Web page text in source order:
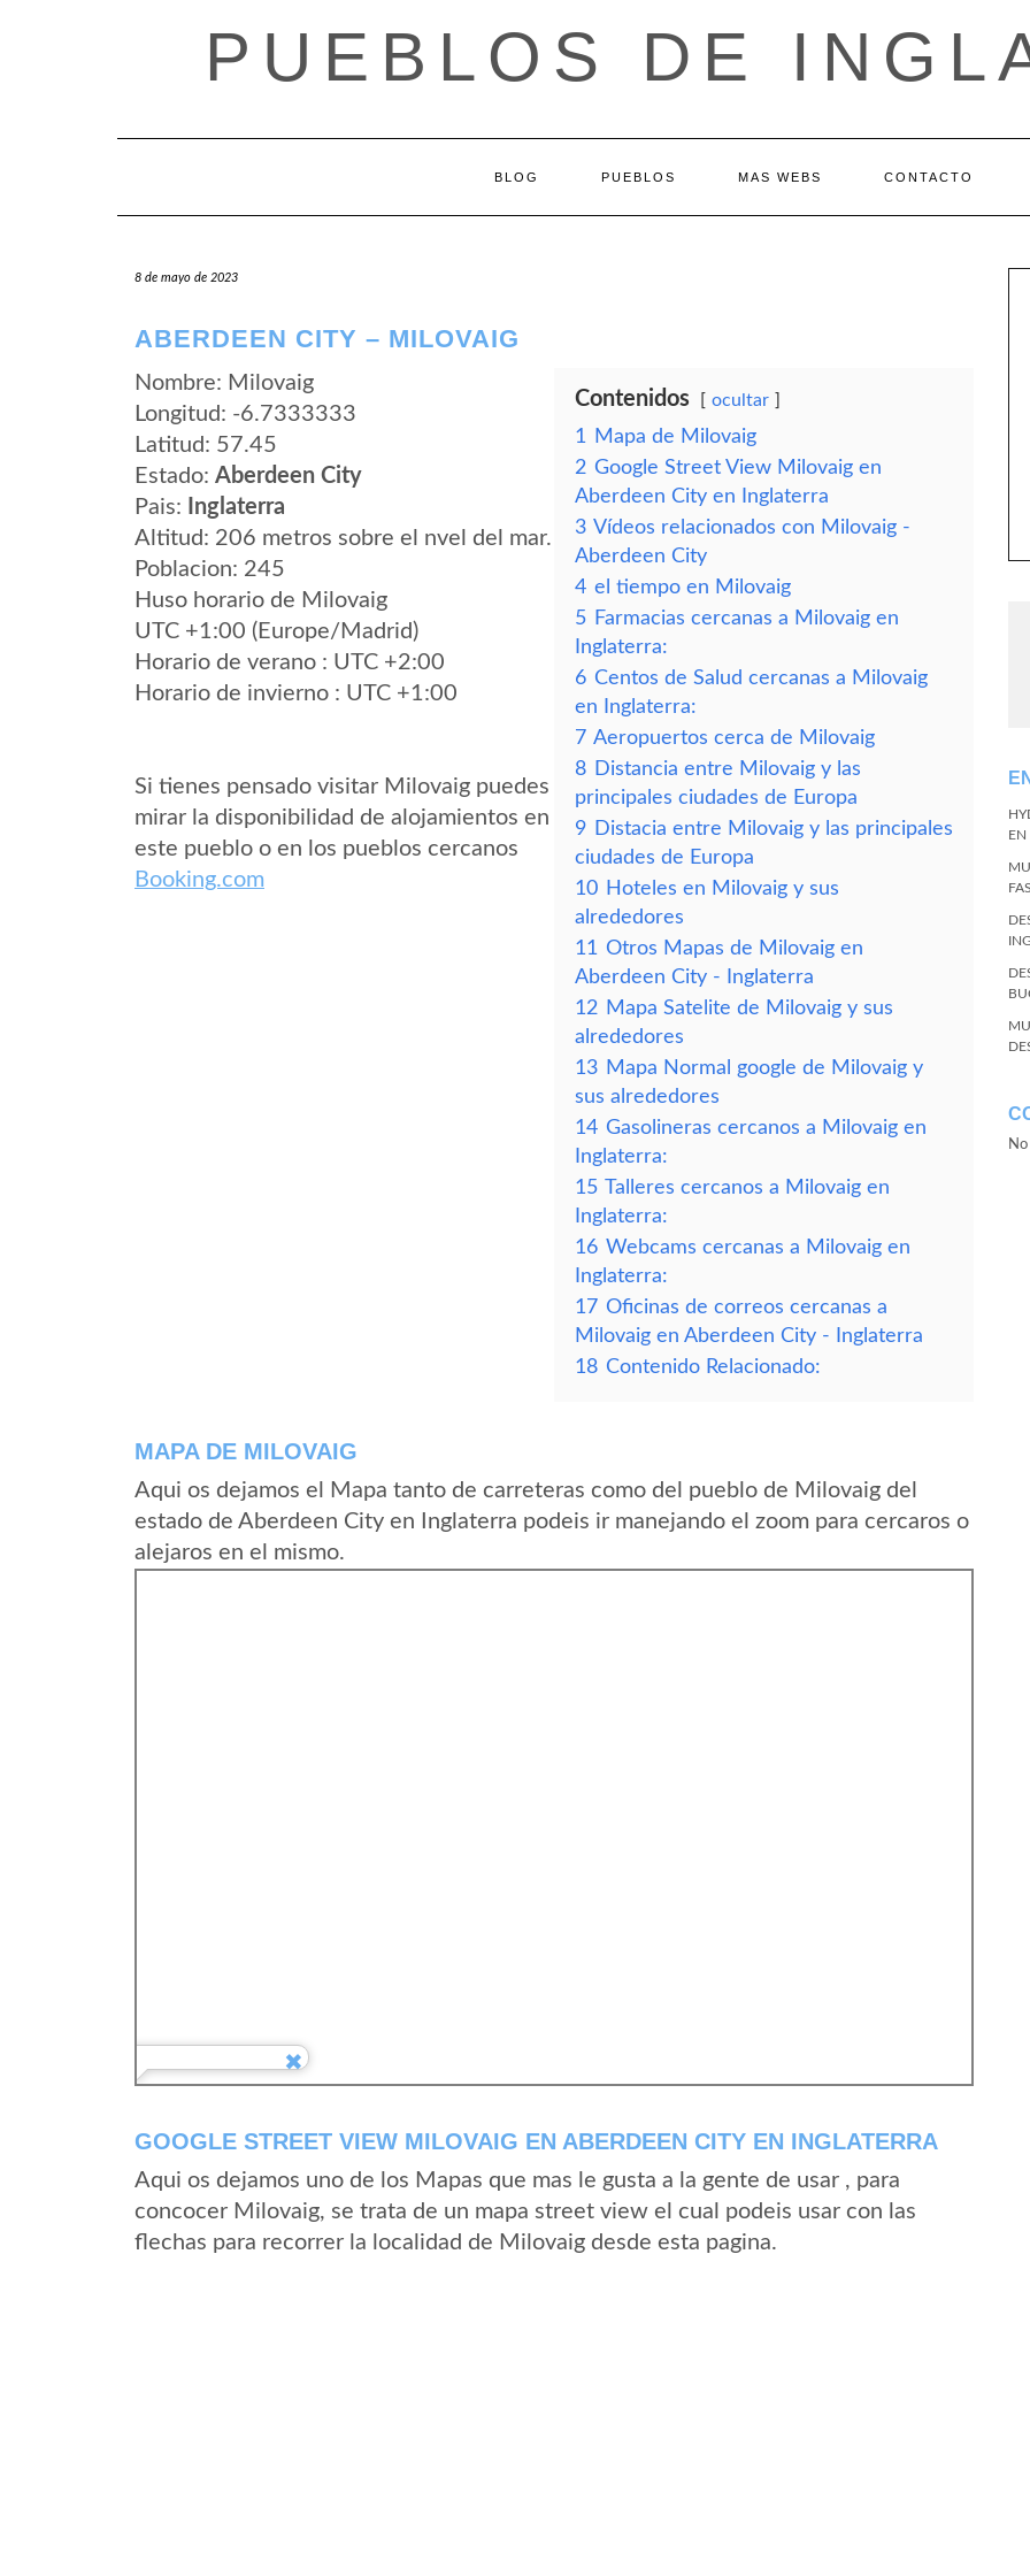
PUEBLOS DE
BLOG PUEBLOS MAS WEBS CONTACTO
8 de mayo de 2023
ABERDEEN CITY – MILOVAIG
Nombre: Milovaig
Longitud: -6.7333333
Latitud: 57.45
Estado: Aberdeen City
Pais:
Inglaterra
Altitud: 206 metros sobre el nvel del mar.
Poblacion: 245
Huso horario de Milovaig
UTC +1:00 (Europe/Madrid)
Horario de verano : UTC +2:00
Horario de invierno : UTC +1:00
Si tienes pensado visitar Milovaig puedes
mirar la disponibilidad de alojamientos en
este pueblo o en los pueblos cercanos
Booking.com
Contenidos ocultar
1
Mapa de Milovaig
2 Google Street View Milovaig en
Aberdeen City en Inglaterra
3 Vídeos relacionados con Milovaig -
Aberdeen City
4 el tiempo en Milovaig
5 Farmacias cercanas a Milovaig en
Inglaterra:
6 Centos de Salud cercanas a Milovaig
en Inglaterra:
7 Aeropuertos cerca de Milovaig
8 Distancia entre Milovaig y las
principales ciudades de Europa
9 Distacia entre Milovaig y las principales
ciudades de Europa
10 Hoteles en Milovaig y sus
alrededores
11 Otros Mapas de Milovaig en
Aberdeen City - Inglaterra
12 Mapa Satelite de Milovaig y sus
alrededores
13 Mapa Normal google de Milovaig y
sus alrededores
14 Gasolineras cercanos a Milovaig en
Inglaterra:
15 Talleres cercanos a Milovaig en
Inglaterra:
16 Webcams cercanas a Milovaig en
Inglaterra:
17 Oficinas de correos cercanas a
Milovaig en Aberdeen City - Inglaterra
18 Contenido Relacionado:
MAPA DE MILOVAIG
Aqui os dejamos el Mapa tanto de carreteras como del pueblo de Milovaig del
estado de Aberdeen City en Inglaterra podeis ir manejando el zoom para cercaros o
alejaros en el mismo.
GOOGLE STREET VIEW MILOVAIG EN ABERDEEN CITY EN INGLATERRA
Aqui os dejamos uno de los Mapas que mas le gusta a la gente de usar , para
concocer Milovaig, se trata de un mapa street view el cual podeis usar con las
flechas para recorrer la localidad de Milovaig desde esta pagina.
EN